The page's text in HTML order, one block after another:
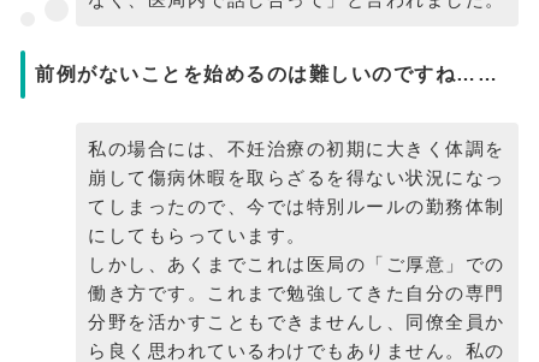
前例がないことを始めるのは難しいのですね……
私の場合には、不妊治療の初期に大きく体調を
崩して傷病休暇を取らざるを得ない状況になっ
てしまったので、今では特別ルールの勤務体制
にしてもらっています。
しかし、あくまでこれは医局の「ご厚意」での
働き方です。これまで勉強してきた自分の専門
分野を活かすこともできませんし、同僚全員か
ら良く思われているわけでもありません。私の